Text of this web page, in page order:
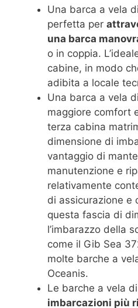
Una barca a vela
perfetta per
una barca
o in coppia.
cabine, in modo
adibita a locale
Una barca a vela
maggiore comfort
terza cabina
dimensione di
vantaggio di
manutenzione e
relativamente
di assicurazione e
questa fascia di
l’imbarazzo della
come il Gib Sea
molte barche a
Oceanis.
Le barche a vela
imbarcazioni più